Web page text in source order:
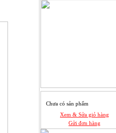
Chưa có sản phẩm
Xem & Sửa giỏ hàng
Gửi đơn hàng